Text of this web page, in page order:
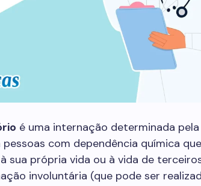
é uma internação determinada
com dependência química que
sua própria vida ou à vida de
involuntária (que pode ser